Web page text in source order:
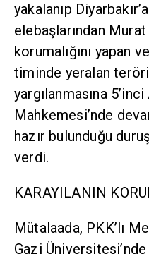
yakalanıp
elebaşlarından Murat
korumalığını yapan
timinde yeralan
yargılanmasına
Mahkemesi’nde
hazır bulunduğu
verdi.
KARAYILANIN
Mütalaada, PKK’lı
Gazi